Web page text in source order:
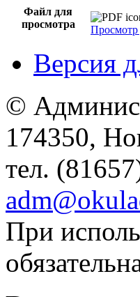
Файл для
просмотра
Просмотр
Версия
©
174350,
тел.
При